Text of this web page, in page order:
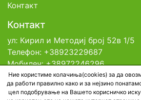
Контакт
Контакт
ул: Кирил и Методиј број 52в 1/5
Телефон: +38923229687
Мобилен: +38972246296
Емаил: contact@tfsm.mk
Ние користиме колачиња(cookies) за да
да работи правилно како и за нејзино
цел подобрување на Вашето корисничко